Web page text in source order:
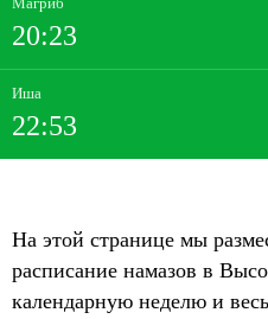
20:23
Иша
22:53
На этой странице мы
расписание намазов в
календарную неделю и